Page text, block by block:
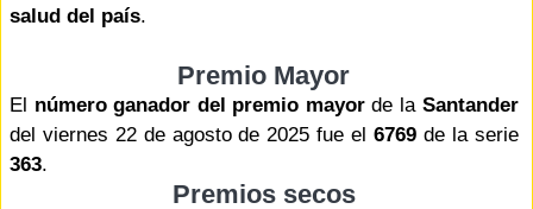
salud del país.
Premio Mayor
El número ganador del premio mayorde la Santander
del viernes 22 de agosto de 2025 fue el 6769de la serie
363.
Premios secos